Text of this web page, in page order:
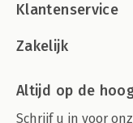
Klantenservice
Zakelijk
Altijd op de
Schrijf u in voor